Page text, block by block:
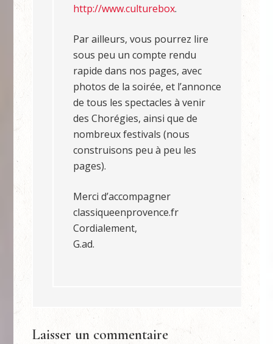
http://www.culturebox.
Par ailleurs, vous pourrez lire
sous peu un compte rendu
rapide dans nos pages, avec
photos de la soirée, et l’annonce
de tous les spectacles à venir
des Chorégies, ainsi que de
nombreux festivals (nous
construisons peu à peu les
pages).
Merci d’accompagner
classiqueenprovence.fr
Cordialement,
G.ad.
Laisser un commentaire